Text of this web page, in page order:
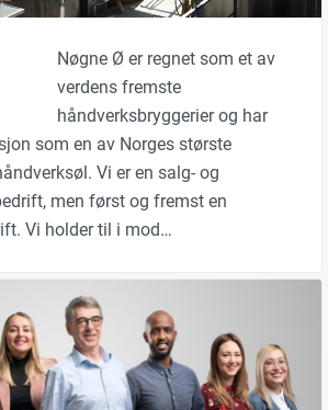
Nøgne Ø er regnet som et av
verdens fremste
håndverksbryggerier og har
som en av Norges største
Vi er en salg- og
men først og fremst en
Vi holder til i mod…